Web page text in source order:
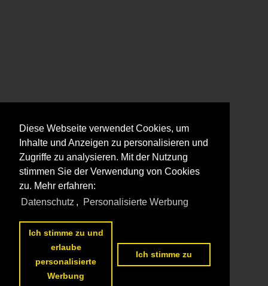
Diese Webseite verwendet Cookies, um
Inhalte und Anzeigen zu personalisieren und
Zugriffe zu analysieren. Mit der Nutzung
stimmen Sie der Verwendung von Cookies
zu. Mehr erfahren:
Datenschutz , Personalisierte Werbung
Ich stimme zu und
erlaube
personalisierte
Werbung
Ich stimme zu